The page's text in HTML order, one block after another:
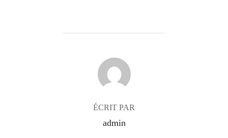
AUTEUR DE LA PUBLICATION
ÉCRIT PAR
admin